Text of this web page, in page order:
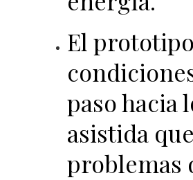
El
paso hacia
asistida
problemas